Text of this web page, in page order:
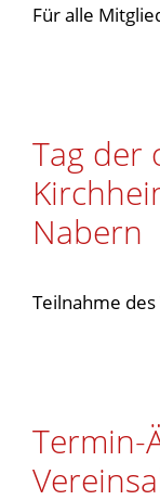
Für alle
Tag der
Nabern
Teilnahme des
Termin-